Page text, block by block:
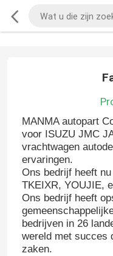
MANMA autopart
voor ISUZU JMC
vrachtwagen
ervaringen.
Ons bedrijf heeft
TKEIXR, YOUJIE,
Ons bedrijf heeft
bedrijven in 26
wereld met succes
zaken.